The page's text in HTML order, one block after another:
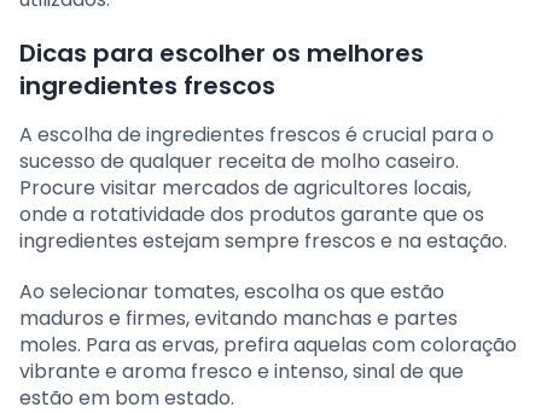
Dicas para escolher os melhores
ingredientes frescos
A escolha de ingredientes frescos é crucial para o
sucesso de qualquer receita de molho caseiro.
Procure visitar mercados de agricultores locais,
onde a rotatividade dos produtos garante que os
ingredientes estejam sempre frescos e na estação.
Ao selecionar tomates, escolha os que estão
maduros e firmes, evitando manchas e partes
moles. Para as ervas, prefira aquelas com coloração
vibrante e aroma fresco e intenso, sinal de que
estão em bom estado.